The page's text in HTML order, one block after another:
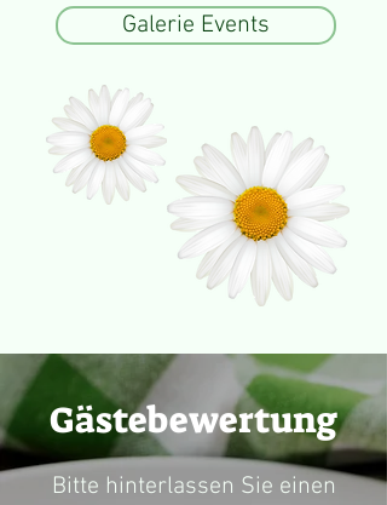
Galerie Events
Gästebewertung
Bitte hinterlassen Sie einen